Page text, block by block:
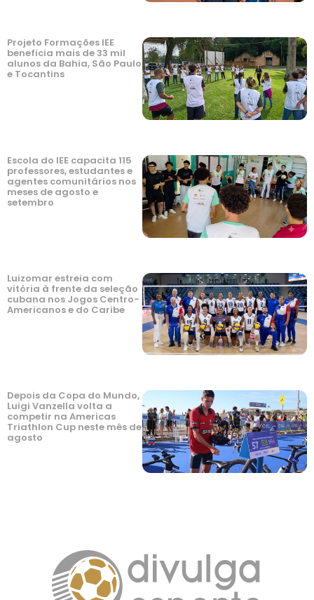
Projeto Formações IEE
beneficia mais de 33 mil
alunos da Bahia, São Paulo
e Tocantins
Escola do IEE capacita 115
professores, estudantes e
agentes comunitários nos
meses de agosto e
setembro
Luizomar estreia com
vitória à frente da seleção
cubana nos Jogos Centro-
Americanos e do Caribe
Depois da Copa do Mundo,
Luigi Vanzella volta a
competir na Americas
Triathlon Cup neste mês de
agosto